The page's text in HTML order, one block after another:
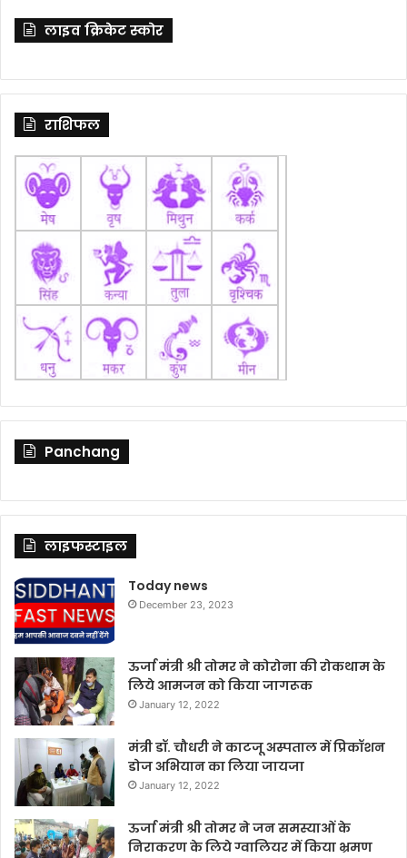
लाइव क्रिकेट स्कोर
राशिफल
Panchang
लाइफस्टाइल
Today news
December 23, 2023
ऊर्जा मंत्री श्री तोमर ने कोरोना की रोकथाम के
लिये आमजन को किया जागरूक
January 12, 2022
मंत्री डॉ. चौधरी ने काटजू अस्पताल में प्रिकॉशन
डोज अभियान का लिया जायजा
January 12, 2022
ऊर्जा मंत्री श्री तोमर ने जन समस्याओं के
निराकरण के लिये ग्वालियर में किया भ्रमण